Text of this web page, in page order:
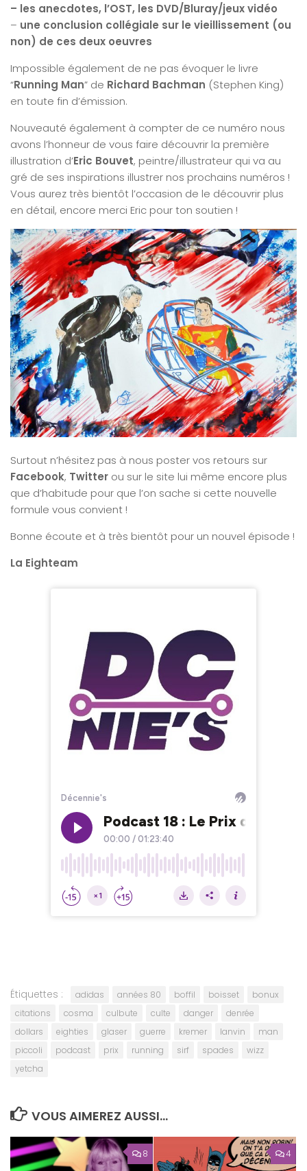
– les anecdotes, l’OST, les DVD/Bluray/jeux vidéo
– une conclusion collégiale sur le vieillissement (ou
non) de ces deux oeuvres
Impossible également de ne pas évoquer le livre
“Running Man” de Richard Bachman (Stephen King)
en toute fin d’émission.
Nouveauté également à compter de ce numéro nous
avons l’honneur de vous faire découvrir la première
illustration d’Eric Bouvet, peintre/illustrateur qui va au
gré de ses inspirations illustrer nos prochains numéros !
Vous aurez très bientôt l’occasion de le découvrir plus
en détail, encore merci Eric pour ton soutien !
Surtout n’hésitez pas à nous poster vos retours sur
Facebook, Twitter ou sur le site lui même encore plus
que d’habitude pour que l’on sache si cette nouvelle
formule vous convient !
Bonne écoute et à très bientôt pour un nouvel épisode !
La Eighteam
Étiquettes : adidas années 80 boffil boisset
bonux
citations
cosma culbute culte danger
denrée
dollars
eighties glaser guerre kremer lanvin
man
piccoli
podcast prix running sirf spades
wizz
yetcha
VOUS AIMEREZ AUSSI...
8 4